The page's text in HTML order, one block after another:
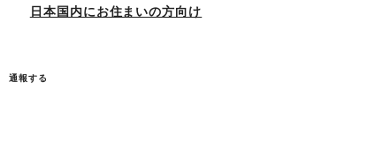
日本国内にお住まいの方向け
通報する